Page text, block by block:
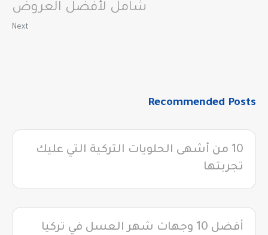
شامل لأفضل العروض
Next
Recommended Posts
10 من أشهى الحلويات التركية التي عليك
تجربتها
أفضل 10 وجهات شهر العسل في تركيا